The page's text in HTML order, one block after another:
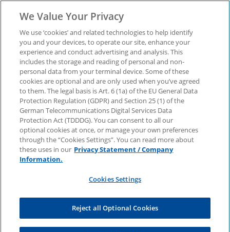
Wie der Mittelstand ESG
strategisch nutzen kann
Unser Whitepaper zeigt, wie Familienunternehmen
von ESG-Pflichten profitieren können.
We Value Your Privacy
We use ‘cookies’ and related technologies to help identify
you and your devices, to operate our site, enhance your
experience and conduct advertising and analysis. This
includes the storage and reading of personal and non-
personal data from your terminal device. Some of these
cookies are optional and are only used when you’ve agreed
to them. The legal basis is Art. 6 (1a) of the EU General Data
Protection Regulation (GDPR) and Section 25 (1) of the
German Telecommunications Digital Services Data
Protection Act (TDDDG). You can consent to all our
optional cookies at once, or manage your own preferences
through the “Cookies Settings”. You can read more about
these uses in our Privacy Statement / Company
Information.
Cookies Settings
Reject all Optional Cookies